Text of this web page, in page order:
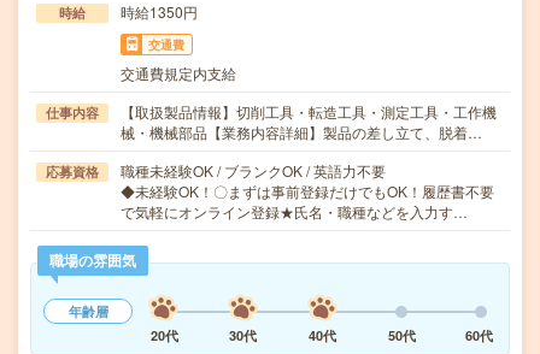
時給 時給1350円
交通費
交通費規定内支給
仕事内容
【取扱製品情報】切削工具・転造工具・測定工具・工作機
械・機械部品【業務内容詳細】製品の差し立て、脱着…
応募資格
職種未経験OK / ブランクOK / 英語力不要
◆未経験OK！〇まずは事前登録だけでもOK！履歴書不要
で気軽にオンライン登録★氏名・職種などを入力す…
職場の雰囲気
年齢層
20代
30代 40代 50代 60代